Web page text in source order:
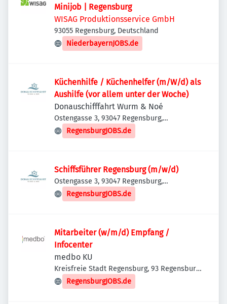
Minijob | Regensburg
WISAG Produktionsservice GmbH
93055 Regensburg, Deutschland
NiederbayernJOBS.de
Küchenhilfe / Küchenhelfer (m/W/d) als
Aushilfe (vor allem unter der Woche)
Donauschifffahrt Wurm & Noé
Ostengasse 3, 93047 Regensburg,
Deutschland
RegensburgJOBS.de
Schiffsführer Regensburg (m/w/d)
Ostengasse 3, 93047 Regensburg,
Deutschland
RegensburgJOBS.de
Mitarbeiter (w/m/d) Empfang /
Infocenter
medbo KU
Kreisfreie Stadt Regensburg, 93 Regensburg,
Deutschland
RegensburgJOBS.de